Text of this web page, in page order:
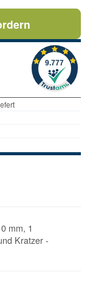
mm, 1
Kratzer -